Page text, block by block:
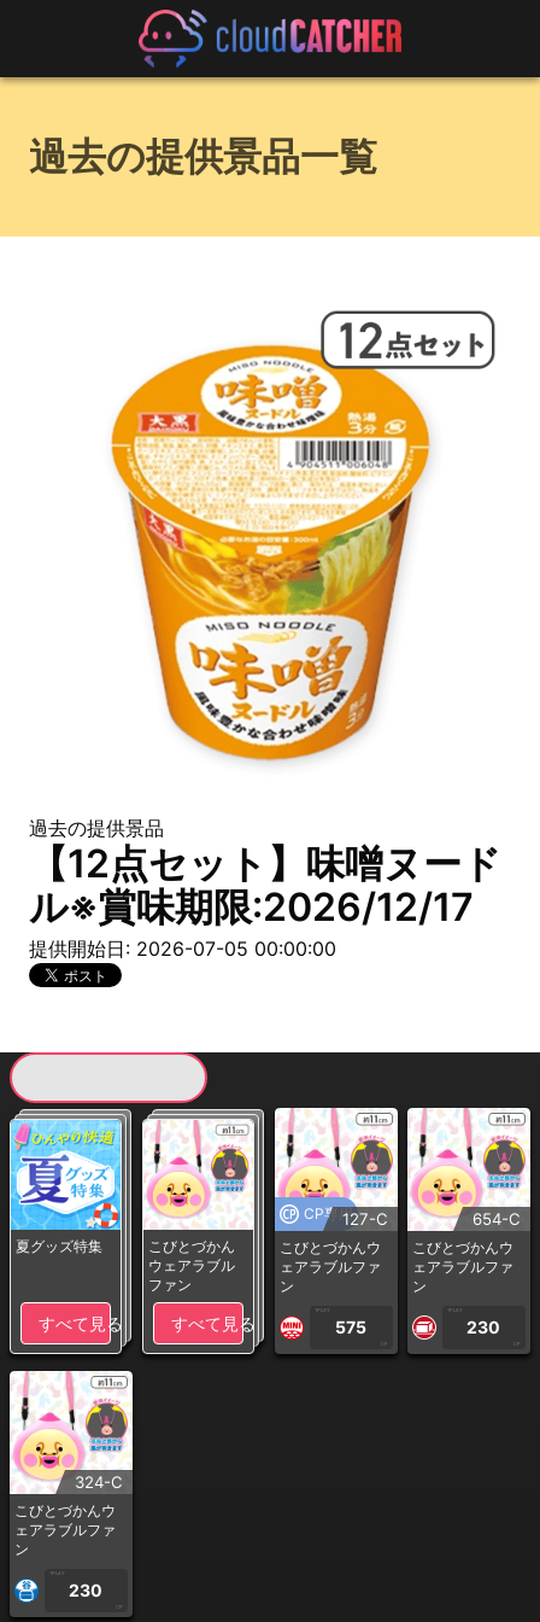
過去の提供景品一覧
過去の提供景品
【12点セット】味噌ヌード
ル※賞味期限:2026/12/17
提供開始日: 2026-07-05 00:00:00
夏グッズ特集
すべて見る
こびとづかん
ウェアラブル
ファン
すべて見る
CP専用127-C
こびとづかんウ
ェアラブルファ
ン
1PLAY
575
CP
654-C
こびとづかんウ
ェアラブルファ
ン
1PLAY
230
CP
324-C
こびとづかんウ
ェアラブルファ
ン
1PLAY
230
CP